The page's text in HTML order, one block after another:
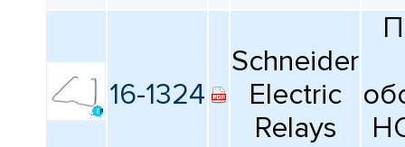
16-1324
Schneider
Electric
Relays